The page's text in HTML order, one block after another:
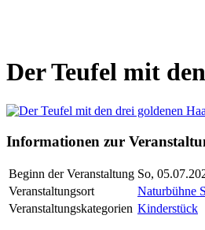
Der Teufel mit
Informationen zur
Beginn der Veranstaltung So,
Veranstaltungsort
Naturbühne
Veranstaltungskategorien Kinderstück